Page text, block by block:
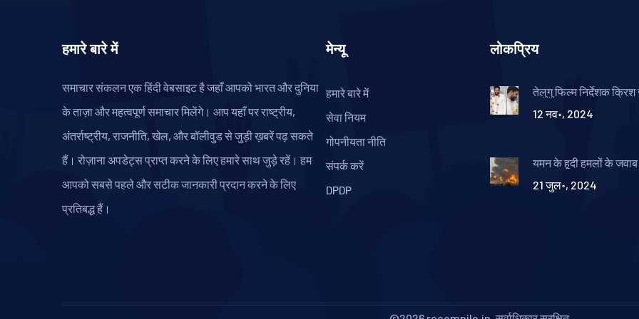
हमारे बारे में
समाचार संकलन एक हिंदी वेबसाइट है जहाँ आपको भारत और दुनिया
के ताज़ा और महत्वपूर्ण समाचार मिलेंगे। आप यहाँ पर राष्ट्रीय,
अंतर्राष्ट्रीय, राजनीति, खेल, और बॉलीवुड से जुड़ी ख़बरें पढ़ सकते
हैं। रोज़ाना अपडेट्स प्राप्त करने के लिए हमारे साथ जुड़े रहें। हम
आपको सबसे पहले और सटीक जानकारी प्रदान करने के लिए
प्रतिबद्ध हैं।
मेन्यू
हमारे बारे में
सेवा नियम
गोपनीयता नीति
संपर्क करें
DPDP
लोकप्रिय
तेलुगु फिल्म निर्देशक क्रिश
हैदराबाद की प्रसिद्ध
12 नव॰, 2024
यमन के हूदी हमलों के
21 जुल॰, 2024